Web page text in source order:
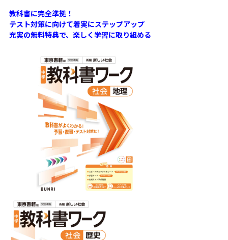
教科書に完全準拠！
テスト対策に向けて着実にステップアップ
充実の無料特典で、楽しく学習に取り組める